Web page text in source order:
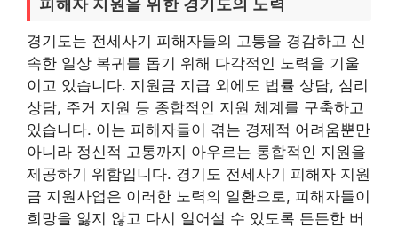
경기도는 전세사기 피해자들의 고통을 경감하고 신
속한 일상 복귀를 돕기 위해 다각적인 노력을 기울
이고 있습니다. 지원금 지급 외에도 법률 상담, 심리
상담, 주거 지원 등 종합적인 지원 체계를 구축하고
있습니다. 이는 피해자들이 겪는 경제적 어려움뿐만
아니라 정신적 고통까지 아우르는 통합적인 지원을
제공하기 위함입니다. 경기도 전세사기 피해자 지원
금 지원사업은 이러한 노력의 일환으로, 피해자들이
희망을 잃지 않고 다시 일어설 수 있도록 든든한 버